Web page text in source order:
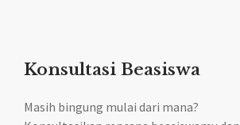
Konsultasi Beasiswa
Masih bingung mulai dari mana?